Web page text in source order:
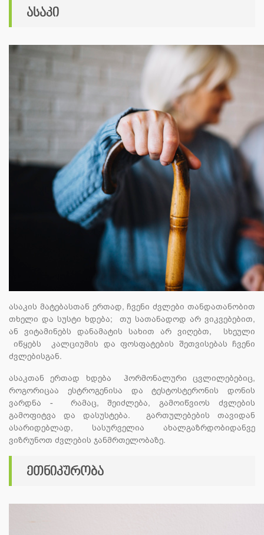
ასაკი
ასაკის მატებასთან ერთად, ჩვენი ძვლები თანდათანობით
თხელი და სუსტი ხდება; თუ სათანადოდ არ ვიკვებებით,
ან ვიტამინებს დანამატის სახით არ ვიღებთ, სხეული
იწყებს კალციუმის და ფოსფატების შეთვისებას ჩვენი
ძვლებისგან.
ასაკთან ერთად ხდება
ჰორმონალური ცვლილებებიც,
როგორიცაა ესტროგენისა და ტესტოსტერონის დონის
ვარდნა -
რამაც, შეიძლება, გამოიწვიოს ძვლების
გამოფიტვა და დასუსტება.
გართულებების თავიდან
ასარიდებლად, სასურველია ახალგაზრდობიდანვე
ვიზრუნოთ ძვლების ჯანმრთელობაზე.
ეთნიკურობა